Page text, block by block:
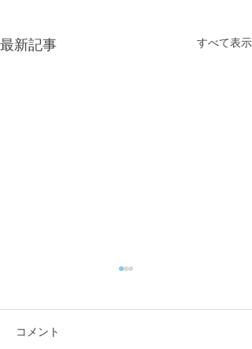
最新記事 すべて表示
コメント